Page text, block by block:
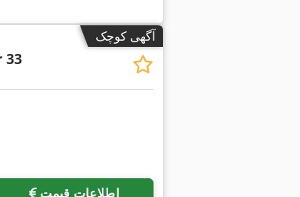
آگهی کوچک
33
اطلاعات قیمت